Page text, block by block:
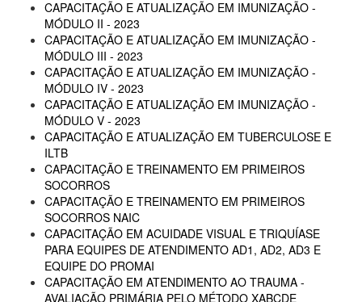
CAPACITAÇÃO E ATUALIZAÇÃO EM IMUNIZAÇÃO -
MÓDULO II - 2023
CAPACITAÇÃO E ATUALIZAÇÃO EM IMUNIZAÇÃO -
MÓDULO III - 2023
CAPACITAÇÃO E ATUALIZAÇÃO EM IMUNIZAÇÃO -
MÓDULO IV - 2023
CAPACITAÇÃO E ATUALIZAÇÃO EM IMUNIZAÇÃO -
MÓDULO V - 2023
CAPACITAÇÃO E ATUALIZAÇÃO EM TUBERCULOSE E
ILTB
CAPACITAÇÃO E TREINAMENTO EM PRIMEIROS
SOCORROS
CAPACITAÇÃO E TREINAMENTO EM PRIMEIROS
SOCORROS NAIC
CAPACITAÇÃO EM ACUIDADE VISUAL E TRIQUÍASE
PARA EQUIPES DE ATENDIMENTO AD1, AD2, AD3 E
EQUIPE DO PROMAI
CAPACITAÇÃO EM ATENDIMENTO AO TRAUMA -
AVALIAÇÃO PRIMÁRIA PELO MÉTODO XABCDE